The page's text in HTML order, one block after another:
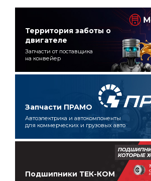
Территория заботы о
двигателе
Запчасти от поставщика
на конвейер
Запчасти ПРАМО
Автоэлектрика и автокомпоненты
для коммерческих и грузовых авто
Подшипники ТЕК-КОМ